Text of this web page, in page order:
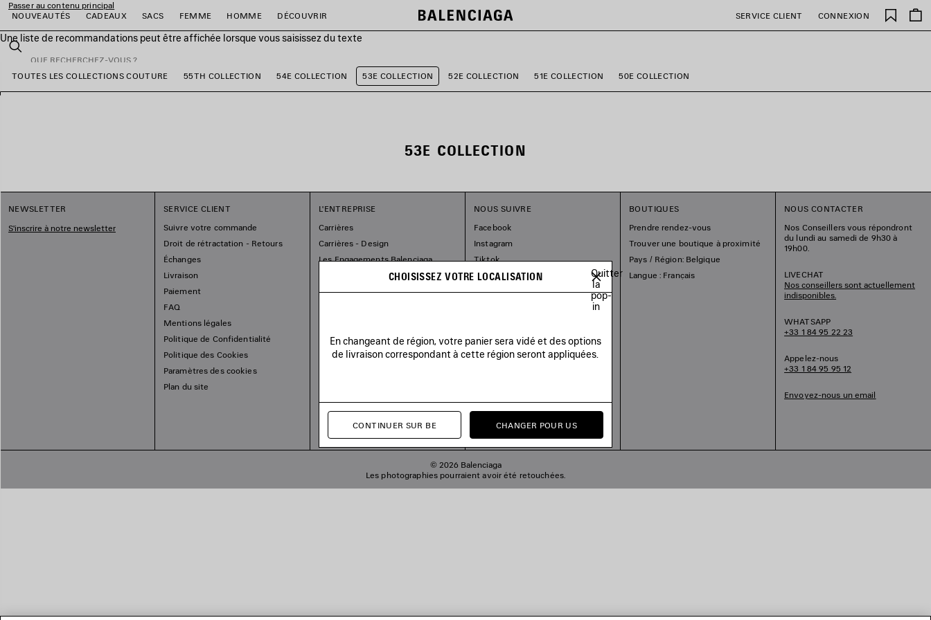
Passer au contenu principal
NOUVEAUTÉS
CADEAUX SACS FEMME HOMME DÉCOUVRIR SERVICE CLIENT CONNEXION
Une liste de recommandations peut être affichée lorsque vous saisissez du texte
Rechercher
fermer la bannière
TOUTES LES COLLECTIONS COUTURE 55TH COLLECTION 54E COLLECTION 53E COLLECTION 52E COLLECTION 51E COLLECTION 50E COLLECTION
53E COLLECTION
NEWSLETTER
S'inscrire à notre newsletter
SERVICE CLIENT
Suivre votre commande
Droit de rétractation - Retours
Échanges
Livraison
Paiement
FAQ
Mentions légales
Politique de Confidentialité
Politique des Cookies
Paramètres des cookies
Plan du site
L'ENTREPRISE
Carrières
Carrières - Design
Les Engagements Balenciaga
NOUS SUIVRE
Facebook
Instagram
Tiktok
Pinterest
Linkedin
BOUTIQUES
Prendre rendez-vous
Trouver une boutique à proximité
Pays / Région: Belgique
Langue : Français
NOUS CONTACTER
Nos Conseillers vous répondront
du lundi au samedi de 9h30 à
19h00.
LIVECHAT
Nos conseillers sont actuellement
indisponibles.
WHATSAPP
+33 1 84 95 22 23
Appelez-nous
+33 1 84 95 95 12
Envoyez-nous un email
© 2026 Balenciaga
Les photographies pourraient avoir été retouchées.
CHOISISSEZ VOTRE LOCALISATION
Quitter
la
pop-
in
En changeant de région, votre panier sera vidé et des options
de livraison correspondant à cette région seront appliquées.
CONTINUER SUR BE CHANGER POUR US